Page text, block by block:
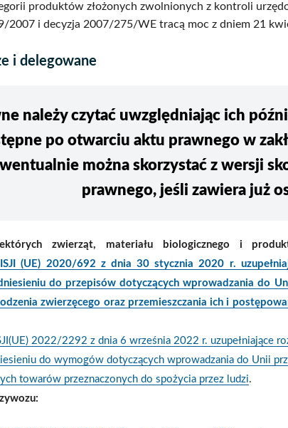
produktów złożonych zwolnionych z kontroli
2007 i decyzja 2007/275/WE tracą moc z dniem 21
i delegowane
należy czytać uwzględniając ich
po otwarciu aktu prawnego w
można skorzystać z wersji
prawnego, jeśli zawiera już
zwierząt, materiału biologicznego i
(UE) 2020/692 z dnia 30 stycznia 2020 r.
do przepisów dotyczących wprowadzania do
zwierzęcego oraz przemieszczania ich i
2022/2292 z dnia 6 września 2022 r. uzupełniające
do wymogów dotyczących wprowadzania do Unii
towarów przeznaczonych do spożycia przez ludzi.